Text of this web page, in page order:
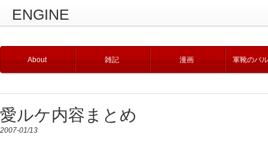
ENGINE
About 雑記 漫画 軍靴のバ
愛ルケ内容まとめ
2007-01/13